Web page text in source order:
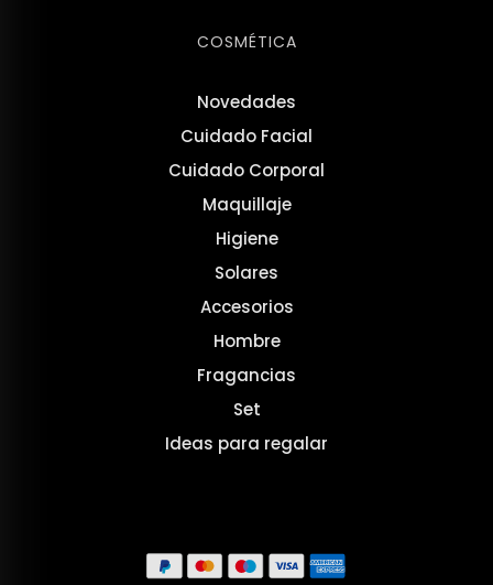
COSMÉTICA
Novedades
Cuidado Facial
Cuidado Corporal
Maquillaje
Higiene
Solares
Accesorios
Hombre
Fragancias
Set
Ideas para regalar